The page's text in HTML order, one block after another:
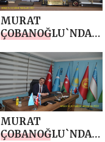
MURAT
ÇOBANOĞLU`NDAN
MESAJI
MURAT
ÇOBANOĞLU`NDAN